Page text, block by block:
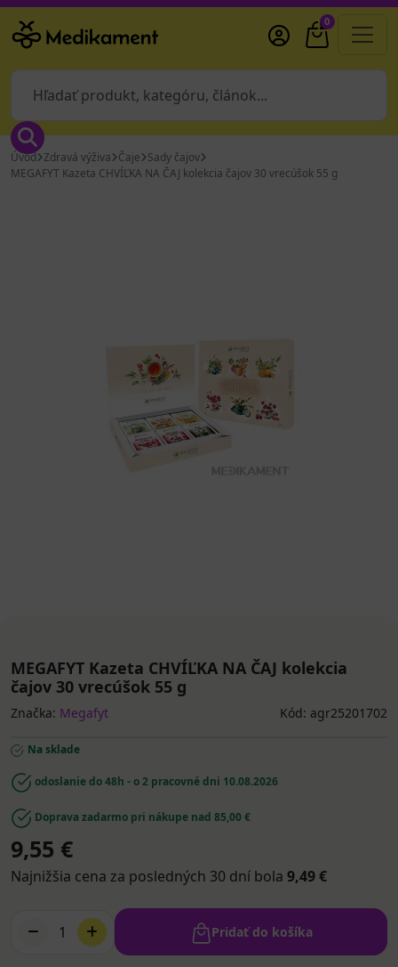
0
Úvod Zdravá výživa Čaje Sady čajov
MEGAFYT Kazeta CHVÍĽKA NA ČAJ kolekcia čajov 30 vrecúšok 55 g
MEGAFYT Kazeta CHVÍĽKA NA ČAJ kolekcia
čajov 30 vrecúšok 55 g
Značka: Megafyt Kód: agr25201702
Na sklade
odoslanie do 48h - o 2 pracovné dni 10.08.2026
Doprava zadarmo pri nákupe nad 85,00 €
9,55 €
Najnižšia cena za posledných 30 dní bola 9,49 €
1 Pridať do košíka